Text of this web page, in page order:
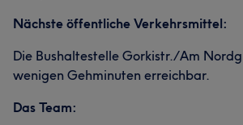
Erfahren 22
Nächste öffentliche Verkehrsmittel:
Die Bushaltestelle Gorkistr./Am
wenigen Gehminuten erreichbar.
Das Team: